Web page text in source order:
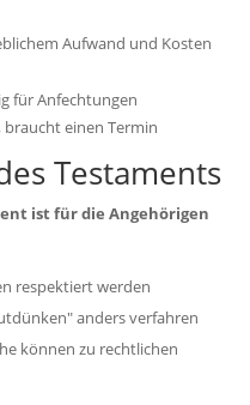
Aufwand und Kosten
für Anfechtungen
einen Termin
Testaments
ist für die Angehörigen
respektiert werden
anders verfahren
können zu rechtlichen